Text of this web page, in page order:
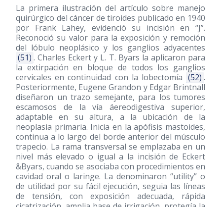
La primera ilustración del artículo sobre manejo
quirúrgico del cáncer de tiroides publicado en 1940
por Frank Lahey, evidenció su incisión en “J”.
Reconoció su valor para la exposición y remoción
del lóbulo neoplásico y los ganglios adyacentes
(51) . Charles Eckert y L. T. Byars la aplicaron para
la extirpación en bloque de todos los ganglios
cervicales en continuidad con la lobectomía (52) .
Posteriormente, Eugene Grandon y Edgar Brintnall
diseñaron un trazo semejante, para los tumores
escamosos de la vía áereodigestiva superior,
adaptable en su altura, a la ubicación de la
neoplasia primaria. Inicia en la apófisis mastoides,
continua a lo largo del borde anterior del músculo
trapecio. La rama transversal se emplazaba en un
nivel más elevado o igual a la incisión de Eckert
&Byars, cuando se asociaba con procedimientos en
cavidad oral o laringe. La denominaron “utility” o
de utilidad por su fácil ejecución, seguia las líneas
de tensión, con exposición adecuada, rápida